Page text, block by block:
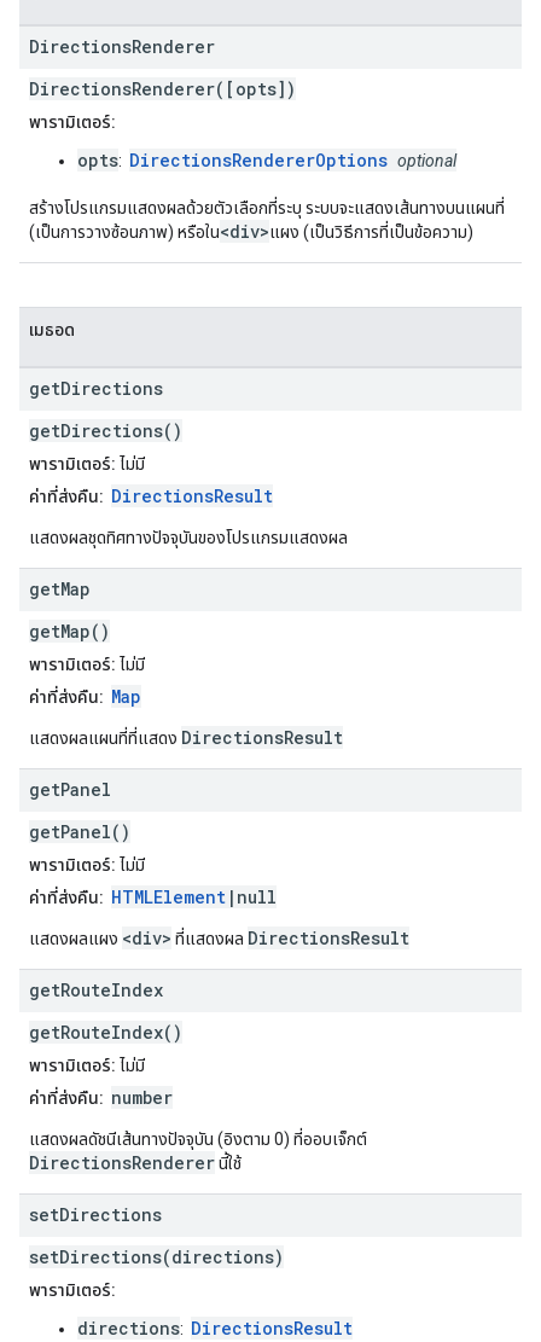
DirectionsRenderer
DirectionsRenderer([opts])
พารามิเตอร์:
opts: DirectionsRendererOptions optional
สร้างโปรแกรมแสดงผลด้วยตัวเลือกที่ระบุ ระบบจะแสดงเส้นทางบนแผนที่
(เป็นการวางซ้อนภาพ) หรือใน<div>แผง (เป็นวิธีการที่เป็นข้อความ)
เมธอด
getDirections
getDirections()
พารามิเตอร์: ไม่มี
ค่าที่ส่งคืน: DirectionsResult
แสดงผลชุดทิศทางปัจจุบันของโปรแกรมแสดงผล
getMap
getMap()
พารามิเตอร์: ไม่มี
ค่าที่ส่งคืน: Map
แสดงผลแผนที่ที่แสดง DirectionsResult
getPanel
getPanel()
พารามิเตอร์: ไม่มี
ค่าที่ส่งคืน: HTMLElement |null
แสดงผลแผง <div> ที่แสดงผล DirectionsResult
getRouteIndex
getRouteIndex()
พารามิเตอร์: ไม่มี
ค่าที่ส่งคืน: number
แสดงผลดัชนีเส้นทางปัจจุบัน (อิงตาม 0) ที่ออบเจ็กต์
DirectionsRendererนี้ใช้
setDirections
setDirections(directions)
พารามิเตอร์:
directions: DirectionsResult